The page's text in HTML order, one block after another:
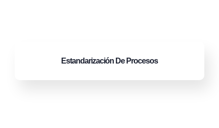
Estandarización De Procesos